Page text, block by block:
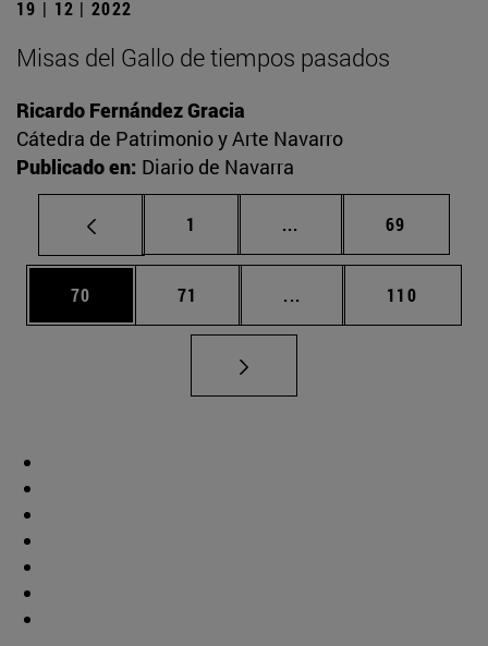
19 | 12 | 2022
Misas del Gallo de tiempos pasados
Ricardo Fernández Gracia
Cátedra de Patrimonio y Arte Navarro
Publicado en: Diario de Navarra
Página
1 ... Páginas intermedias
Página
69
Página
70 Página
71 ... Páginas intermedias
Página
110